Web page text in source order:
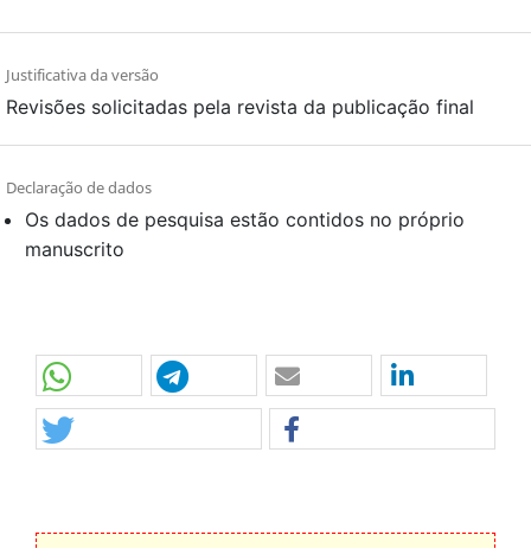
Justificativa da versão
Revisões solicitadas pela revista da publicação final
Declaração de dados
Os dados de pesquisa estão contidos no próprio
manuscrito